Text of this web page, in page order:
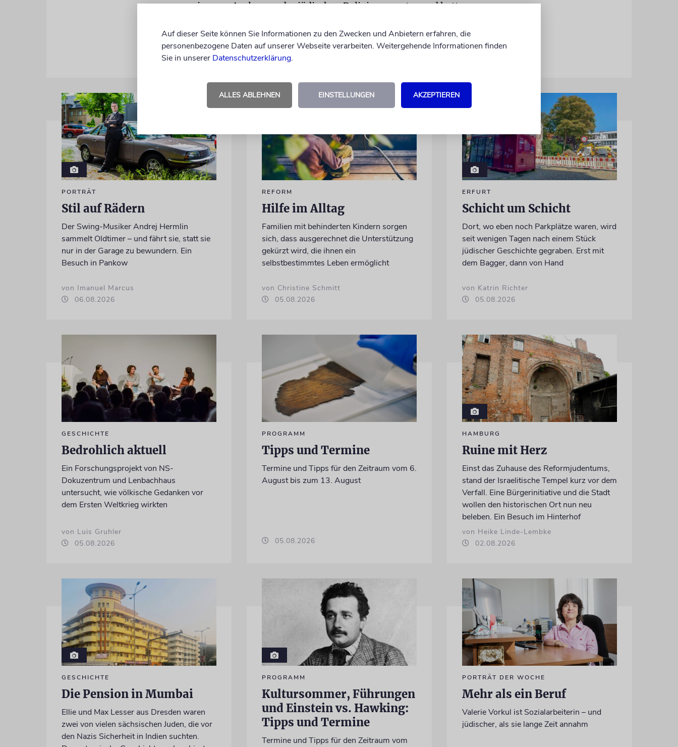
gemeinsame Auslegung der jüdischen Religionsgesetze und hatten
PORTRÄT
Stil auf Rädern
Der Swing-Musiker Andrej Hermlin
sammelt Oldtimer – und fährt sie, statt sie
nur in der Garage zu bewundern. Ein
Besuch in Pankow
von Imanuel Marcus
06.08.2026
REFORM
Hilfe im Alltag
Familien mit behinderten Kindern sorgen
sich, dass ausgerechnet die Unterstützung
gekürzt wird, die ihnen ein
selbstbestimmtes Leben ermöglicht
von Christine Schmitt
05.08.2026
ERFURT
Schicht um Schicht
Dort, wo eben noch Parkplätze waren, wird
seit wenigen Tagen nach einem Stück
jüdischer Geschichte gegraben. Erst mit
dem Bagger, dann von Hand
von Katrin Richter
05.08.2026
GESCHICHTE
Bedrohlich aktuell
Ein Forschungsprojekt von NS-
Dokuzentrum und Lenbachhaus
untersucht, wie völkische Gedanken vor
dem Ersten Weltkrieg wirkten
von Luis Gruhler
05.08.2026
PROGRAMM
Tipps und Termine
Termine und Tipps für den Zeitraum vom 6.
August bis zum 13. August
05.08.2026
HAMBURG
Ruine mit Herz
Einst das Zuhause des Reformjudentums,
stand der Israelitische Tempel kurz vor dem
Verfall. Eine Bürgerinitiative und die Stadt
wollen den historischen Ort nun neu
beleben. Ein Besuch im Hinterhof
von Heike Linde-Lembke
02.08.2026
GESCHICHTE
Die Pension in Mumbai
Ellie und Max Lesser aus Dresden waren
zwei von vielen sächsischen Juden, die vor
den Nazis Sicherheit in Indien suchten.
PROGRAMM
Kultursommer, Führungen
und Einstein vs. Hawking:
Tipps und Termine
Termine und Tipps für den Zeitraum vom
PORTRÄT DER WOCHE
Mehr als ein Beruf
Valerie Vorkul ist Sozialarbeiterin – und
jüdischer, als sie lange Zeit annahm
Auf dieser Seite können Sie Informationen zu den Zwecken und Anbietern erfahren, die
personenbezogene Daten auf unserer Webseite verarbeiten. Weitergehende Informationen finden
Sie in unserer Datenschutzerklärung.
ALLES ABLEHNEN EINSTELLUNGEN AKZEPTIEREN